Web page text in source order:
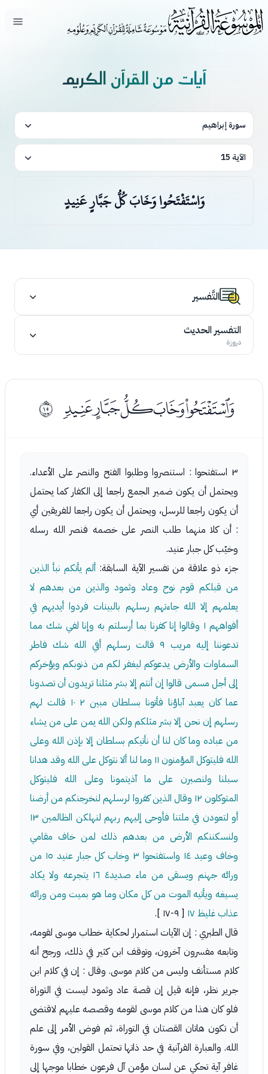
فتح
آيات من القرآن الكريم
سورة إبراهيم
الآية 15
وَاسْتَفْتَحُوا وَخَابَ كُلُّ جَبَّارٍ عَنِيدٍ
التَّفسير
التفسير الحديث
دروزة
ﮣﮤﮥﮦﮧ ﰎ
٣ استفتحوا : استنصروا وطلبوا الفتح والنصر على الأعداء.
ويحتمل أن يكون ضمير الجمع راجعا إلى الكفار كما يحتمل
أن يكون راجعا للرسل، ويحتمل أن يكون راجعا للفريقين أي
: أن كلا منهما طلب النصر على خصمه فنصر الله رسله
وخيّب كل جبار عنيد.
جزء ذو علاقة من تفسير الآية السابقة: ألم يأتكم نبأ الذين
من قبلكم قوم نوح وعاد وثمود والذين من بعدهم لا
يعلمهم إلا الله جاءتهم رسلهم بالبينات فردوا أيديهم في
أفواههم ١ وقالوا إنا كفرنا بما أرسلتم به وإنا لفي شك مما
تدعوننا إليه مريب ٩ قالت رسلهم أفي الله شك فاطر
السماوات والأرض يدعوكم ليغفر لكم من ذنوبكم ويؤخركم
إلى أجل مسمى قالوا إن أنتم إلا بشر مثلنا تريدون أن تصدونا
عما كان يعبد آباؤنا فأتونا بسلطان مبين ٢ ١٠ قالت لهم
رسلهم إن نحن إلا بشر مثلكم ولكن الله يمن على من يشاء
من عباده وما كان لنا أن نأتيكم بسلطان إلا بإذن الله وعلى
الله فليتوكل المؤمنون ١١ وما لنا ألا نتوكل على الله وقد هدانا
سبلنا ولنصبرن على ما آذيتمونا وعلى الله فليتوكل
المتوكلون ١٢ وقال الذين كفروا لرسلهم لنخرجنكم من أرضنا
أو لتعودن في ملتنا فأوحى إليهم ربهم لنهلكن الظالمين ١٣
ولنسكننكم الأرض من بعدهم ذلك لمن خاف مقامي
وخاف وعيد ١٤ واستفتحوا ٣ وخاب كل جبار عنيد ١٥ من
ورائه جهنم ويسقى من ماء صديد٤ ١٦ يتجرعه ولا يكاد
يسيغه ويأتيه الموت من كل مكان وما هو بميت ومن ورائه
عذاب غليظ ١٧
[ ٩-١٧ ].
قال الطبري : إن الآيات استمرار لحكاية خطاب موسى لقومه،
وتابعه مفسرون آخرون، وتوقف ابن كثير في ذلك، ورجح أنه
كلام مستأنف وليس من كلام موسى. وقال : إن في كلام ابن
جرير نظر، فإنه قيل إن قصة عاد وثمود ليست في التوراة
فلو كان هذا من كلام موسى لقومه وقصصه عليهم لاقتضى
أن تكون هاتان القصتان في التوراة، ثم فوض الأمر إلى علم
الله. والعبارة القرآنية في حد ذاتها تحتمل القولين، وفي سورة
غافر آية تحكي عن لسان مؤمن آل فرعون خطابا موجها إلى